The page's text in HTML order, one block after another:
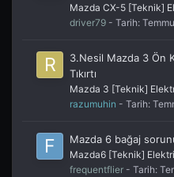
Mazda CX-5 [Teknik]
driver79 - Tarih:
3.Nesil Mazda 3 Ön
Tıkırtı
Mazda 3 [Teknik]
razumuhin - Tarih:
Mazda 6 bağaj
Mazda6 [Teknik]
frequentflier - Tarih: